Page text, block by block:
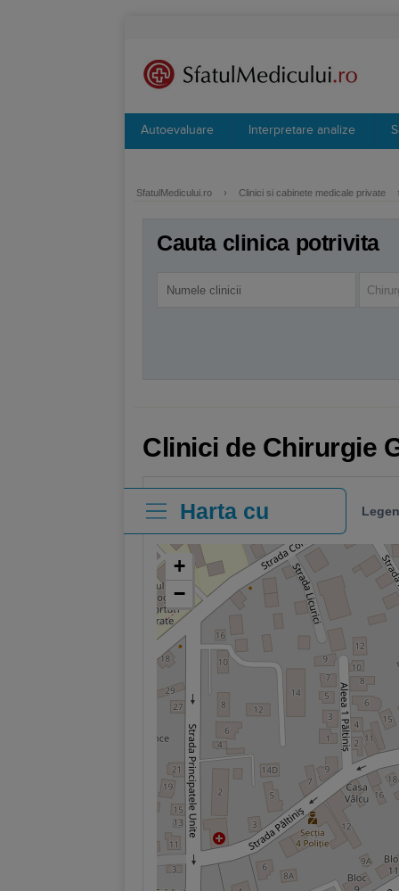
Autoevaluare Interpretare analize
SfatulMedicului.ro › Clinici si cabinete medicale private
Cauta clinica potrivita
Clinici de Chirurgie
Harta cu
clinici
+
−